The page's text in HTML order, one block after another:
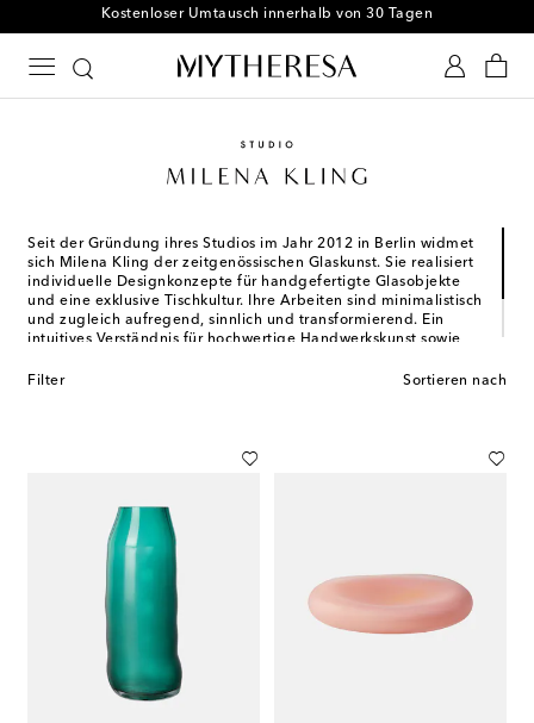
Kostenloser Umtausch innerhalb von 30 Tagen
Seit der Gründung ihres Studios im Jahr 2012 in Berlin widmet
sich Milena Kling der zeitgenössischen Glaskunst. Sie realisiert
individuelle Designkonzepte für handgefertigte Glasobjekte
und eine exklusive Tischkultur. Ihre Arbeiten sind minimalistisch
und zugleich aufregend, sinnlich und transformierend. Ein
intuitives Verständnis für hochwertige Handwerkskunst sowie
taktilen Verwandlung von Materialien, machen die Designs von
Filter Sortieren nach